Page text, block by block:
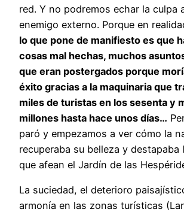
red. Y no podremos echar la culpa
enemigo externo. Porque en
lo que pone de manifiesto es que
cosas mal hechas, muchos
que eran postergados porque
éxito gracias a la maquinaria que
miles de turistas en los sesenta y
millones hasta hace unos días…
paró y empezamos a ver cómo la
recuperaba su belleza y destapaba
que afean el Jardín de las
La suciedad, el deterioro
armonía en las zonas turísticas